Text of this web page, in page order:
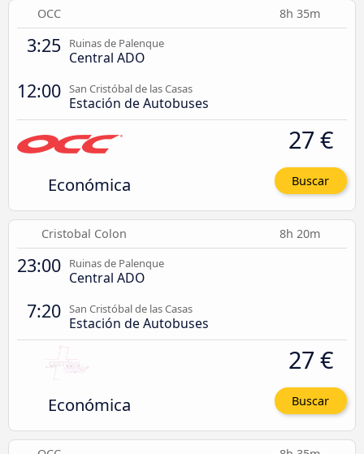
OCC 8h 35m
3:25 Ruinas de Palenque
Central ADO
12:00 San Cristóbal de las Casas
Estación de Autobuses
Económica
27 €
Buscar
Cristobal Colon 8h 20m
23:00 Ruinas de Palenque
Central ADO
7:20 San Cristóbal de las Casas
Estación de Autobuses
Económica
27 €
Buscar